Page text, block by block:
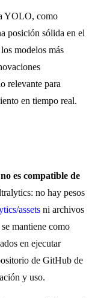
YOLO, como
posición sólida en el
modelos más
relevante para
en tiempo real.
no es compatible de
no hay pesos
assets ni archivos
mantiene como
en ejecutar
de GitHub de
y uso.